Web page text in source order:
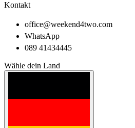
Kontakt
office@weekend4two.com
WhatsApp
089 41434445
Wähle dein Land